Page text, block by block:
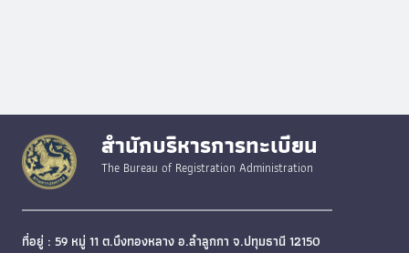
สำนักบริหารการทะเบียน
The Bureau of Registration Administration
ที่อยู่ : 59 หมู่ 11 ต.บึงทองหลาง อ.ลำลูกกา จ.ปทุมธานี 12150